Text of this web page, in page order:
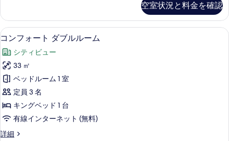
る
て
の
写
真
を
表
示
す
る
Room
の
詳
空室状況と料金を確認
コ
ン
フ
ォ
ー
ト
ダ
コンフォート ダブルルーム | 羽毛の
5
コンフォート ダブルルーム
シティビュー
33 ㎡
ベッドルーム 1 室
定員 3 名
キングベッド 1 台
有線インターネット (無料)
詳細
コ